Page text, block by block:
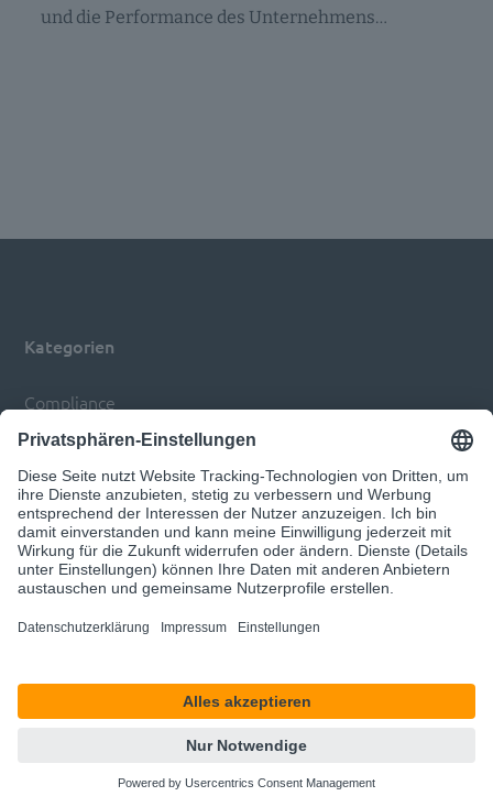
und die Performance des Unternehmens…
Kategorien
Compliance
Digitaler Wandel
d.velop (er)leben
Engineering
Automatisierung von Prozessen
Transformation von Branchen & Märkten
Über uns